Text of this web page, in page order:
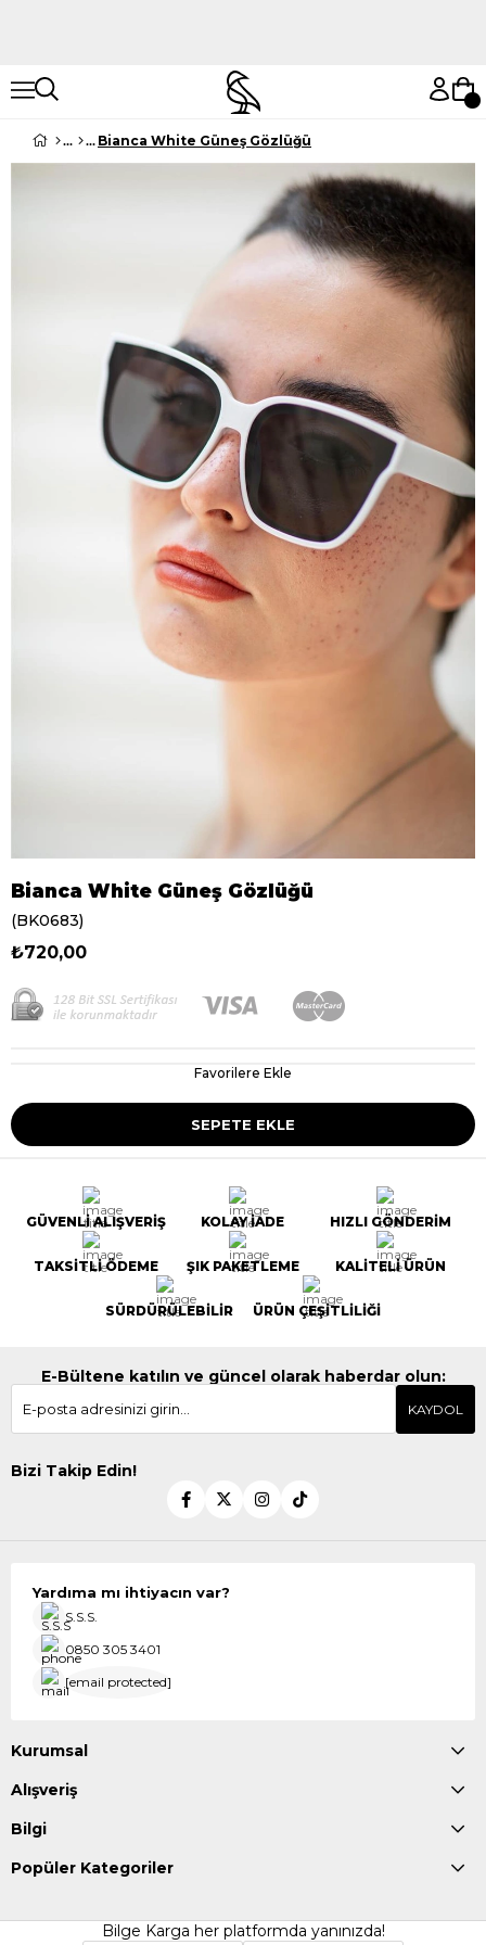
Bianca White Güneş Gözlüğü
Bianca White Güneş Gözlüğü
(BK0683)
₺720,00
Favorilere Ekle
GÜVENLİ ALIŞVERİŞ KOLAY İADE HIZLI GÖNDERİM
TAKSİTLİ ÖDEME ŞIK PAKETLEME KALİTELİ ÜRÜN
SÜRDÜRÜLEBİLİR ÜRÜN ÇEŞİTLİLİĞİ
E-Bültene katılın ve güncel olarak haberdar olun:
KAYDOL
Bizi Takip Edin!
Yardıma mı ihtiyacın var?
S.S.S.
0850 305 3401
[email protected]
Kurumsal
Alışveriş
Bilgi
Popüler Kategoriler
Bilge Karga her platformda yanınızda!